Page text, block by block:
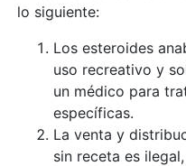
lo siguiente:
Los esteroides
uso recreativo y
un médico para
específicas.
La venta y
sin receta es